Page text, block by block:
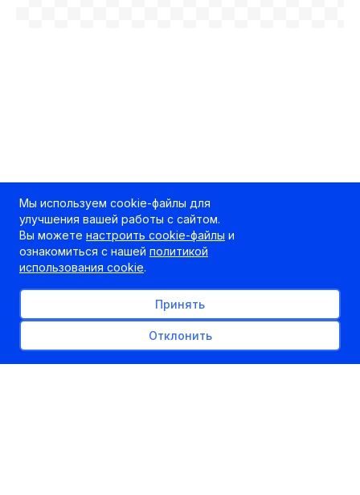
Мы используем cookie-файлы для
улучшения вашей работы с сайтом.
Вы можете настроить cookie-файлы и
ознакомиться с нашей политикой
использования cookie.
Принять
Отклонить